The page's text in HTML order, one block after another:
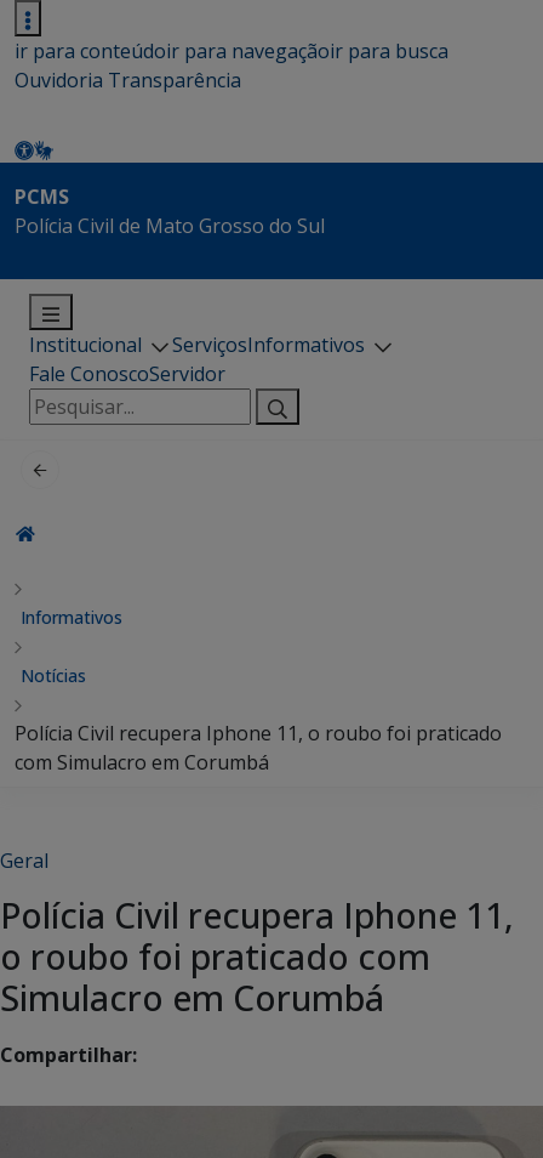
ir para conteúdoir para navegaçãoir para busca
Ouvidoria Transparência
PCMS
Polícia Civil de Mato Grosso do Sul
Institucional ServiçosInformativos
Fale ConoscoServidor
Pesquisar
por:
Informativos
Notícias
Polícia Civil recupera Iphone 11, o roubo foi praticado
com Simulacro em Corumbá
Geral
Polícia Civil recupera Iphone 11,
o roubo foi praticado com
Simulacro em Corumbá
Compartilhar: